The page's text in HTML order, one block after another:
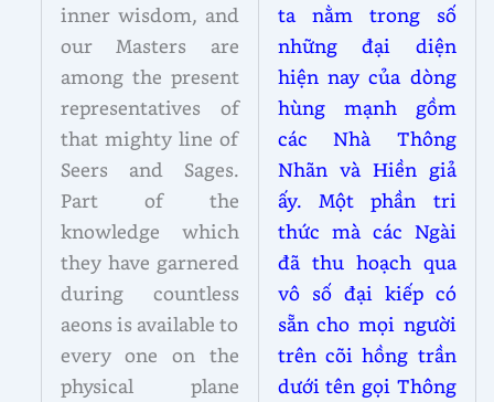
inner wisdom, and
our Masters are
among the present
representatives of
that mighty line of
Seers and Sages.
Part of the
knowledge which
they have garnered
during countless
aeons is available to
every one on the
physical plane
ta nằm trong số
những đại diện
hiện nay của dòng
hùng mạnh gồm
các Nhà Thông
Nhãn và Hiền giả
ấy. Một phần tri
thức mà các Ngài
đã thu hoạch qua
vô số đại kiếp có
sẵn cho mọi người
trên cõi hồng trần
dưới tên gọi Thông